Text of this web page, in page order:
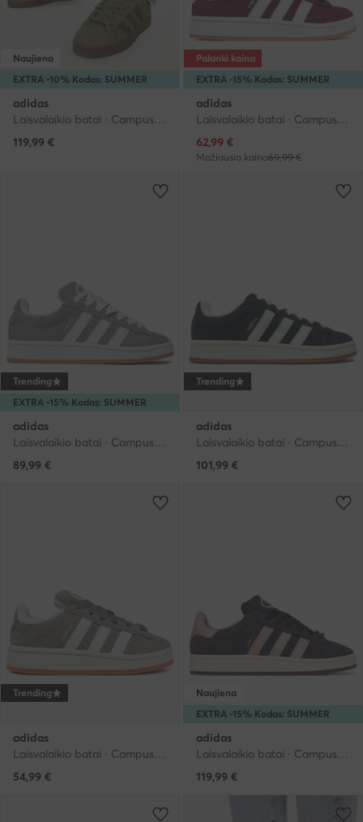
EXTRA -10% Kodas: SUMMER
Naujiena
adidas
Laisvalaikio batai · Campus · Chaki
119,99 €
EXTRA -15% Kodas: SUMMER
Palanki kaina
adidas
Laisvalaikio batai · Campus · Vyšninė
Dabartinė kaina
62,99 €
Mažiausia kaina69,99 €
EXTRA -15% Kodas: SUMMER
Trending
adidas
Laisvalaikio batai · Campus · Pilka
89,99 €
Trending
adidas
Laisvalaikio batai · Campus · Juoda
101,99 €
Trending
adidas
Laisvalaikio batai · Campus · Pilka
54,99 €
EXTRA -15% Kodas: SUMMER
Naujiena
adidas
Laisvalaikio batai · Campus · Violetinė
119,99 €